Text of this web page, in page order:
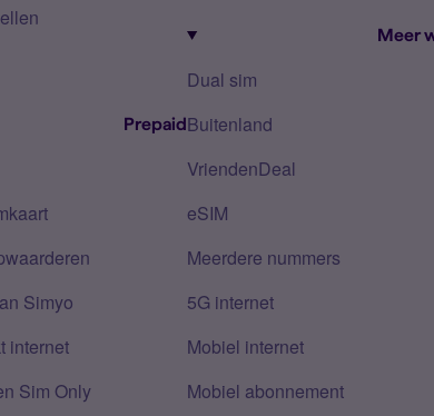
Prepaid
Simyo
internet
Sim Only
Meer
Dual sim
Buitenland
VriendenDeal
eSIM
Meerdere nummers
5G internet
Mobiel internet
Mobiel abonnement